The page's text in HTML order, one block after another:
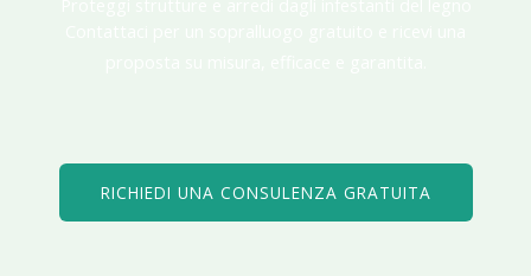
RICHIEDI UNA CONSULENZA GRATUITA